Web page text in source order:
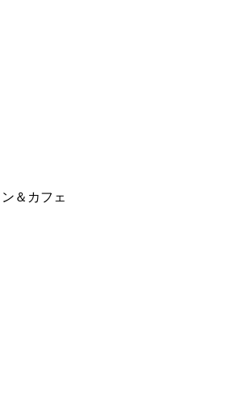
＆カフェ